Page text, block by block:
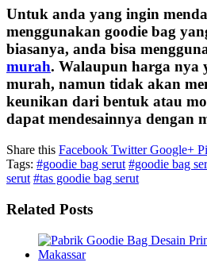
Untuk anda yang ingin
menggunakan goodie bag
biasanya, anda bisa
murah. Walaupun harga nya
murah, namun tidak akan
keunikan dari bentuk atau
dapat mendesainnya dengan
Share this Facebook TwitterGoogle+
Tags: #goodie bag serut #goodie bag
serut #tas goodie bag serut
Related Posts